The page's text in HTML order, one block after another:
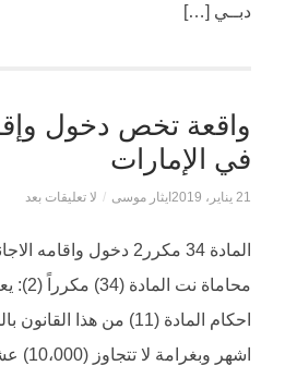
دبــي […]
واقعة تخص دخول
في الإمارات
21 يناير، 2019 ايثار موسى / لا تعليقات بعد
المادة 34 مكرر2 دخول
محاماة
احكام المادة (11) من هذا
اشهر